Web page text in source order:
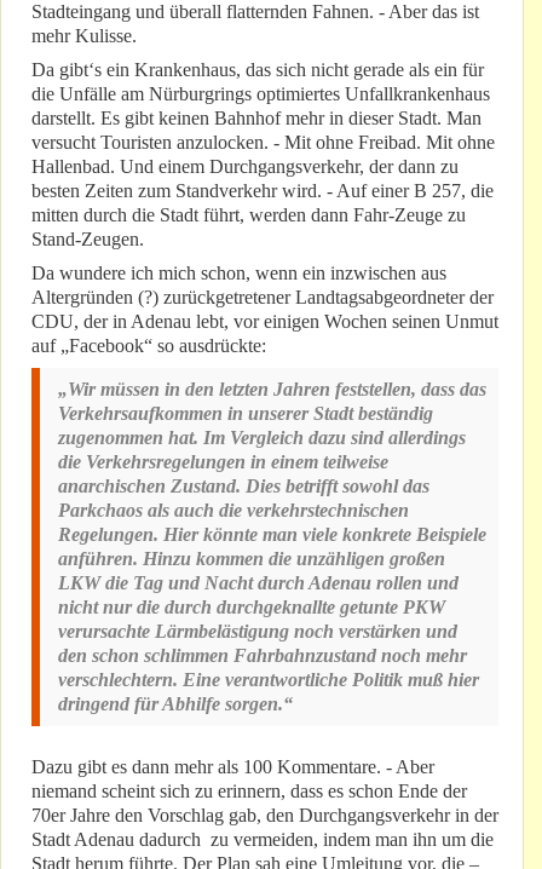
Stadteingang und überall flatternden Fahnen. - Aber das ist
mehr Kulisse.
Da gibt‘s ein Krankenhaus, das sich nicht gerade als ein für
die Unfälle am Nürburgrings optimiertes Unfallkrankenhaus
darstellt. Es gibt keinen Bahnhof mehr in dieser Stadt. Man
versucht Touristen anzulocken. - Mit ohne Freibad. Mit ohne
Hallenbad. Und einem Durchgangsverkehr, der dann zu
besten Zeiten zum Standverkehr wird. - Auf einer B 257, die
mitten durch die Stadt führt, werden dann Fahr-Zeuge zu
Stand-Zeugen.
Da wundere ich mich schon, wenn ein inzwischen aus
Altergründen (?) zurückgetretener Landtagsabgeordneter der
CDU, der in Adenau lebt, vor einigen Wochen seinen Unmut
auf „Facebook“ so ausdrückte:
„Wir müssen in den letzten Jahren feststellen, dass das
Verkehrsaufkommen in unserer Stadt beständig
zugenommen hat. Im Vergleich dazu sind allerdings
die Verkehrsregelungen in einem teilweise
anarchischen Zustand. Dies betrifft sowohl das
Parkchaos als auch die verkehrstechnischen
Regelungen. Hier könnte man viele konkrete Beispiele
anführen. Hinzu kommen die unzähligen großen
LKW die Tag und Nacht durch Adenau rollen und
nicht nur die durch durchgeknallte getunte PKW
verursachte Lärmbelästigung noch verstärken und
den schon schlimmen Fahrbahnzustand noch mehr
verschlechtern. Eine verantwortliche Politik muß hier
dringend für Abhilfe sorgen.“
Dazu gibt es dann mehr als 100 Kommentare. - Aber
niemand scheint sich zu erinnern, dass es schon Ende der
70er Jahre den Vorschlag gab, den Durchgangsverkehr in der
Stadt Adenau dadurch zu vermeiden, indem man ihn um die
Stadt herum führte. Der Plan sah eine Umleitung vor, die –